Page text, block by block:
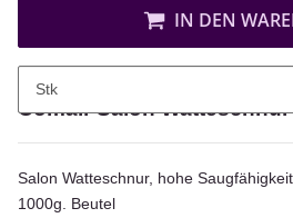
Stk
IN DEN
Beschreibung
Comair Salon
Salon Watteschnur, hohe
1000g. Beutel